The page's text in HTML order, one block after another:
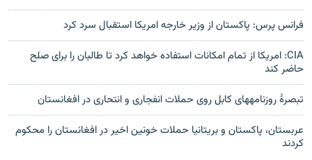
فرانس پرس: پاکستان از وزیر خارجه امریکا استقبال سرد کرد
CIA: امریکا از تمام امکانات استفاده خواهد کرد تا طالبان را برای صلح
حاضر کند
تبصرۀ روزنامه‎های کابل روی حملات انفجاری و انتحاری در افغانستان
عربستان، پاکستان و بریتانیا حملات خونین اخیر در افغانستان را محکوم
کردند